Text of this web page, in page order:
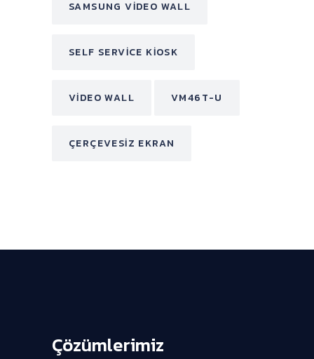
SAMSUNG VIDEO WALL
SELF SERVICE KIOSK
VIDEO WALL VM46T-U
ÇERÇEVESIZ EKRAN
Çözümlerimiz